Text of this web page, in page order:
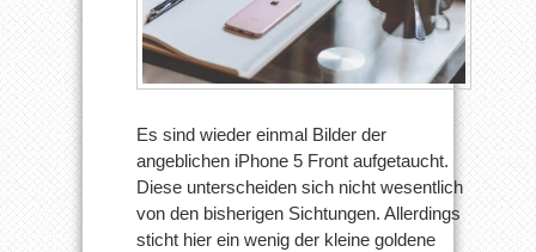
Es sind wieder einmal Bilder der
angeblichen iPhone 5 Front aufgetaucht.
Diese unterscheiden sich nicht wesentlich
von den bisherigen Sichtungen. Allerdings
sticht hier ein wenig der kleine goldene